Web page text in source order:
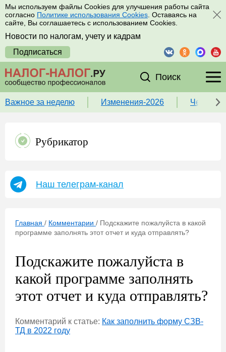
Мы используем файлы Cookies для улучшения работы сайта
согласно Политике использования Cookies . Оставаясь на
сайте, Вы соглашаетесь с использованием Cookies.
Новости по налогам, учету и кадрам
Подписаться
Поиск
Важное за неделю Изменения-2026 Чек-
Рубрикатор
Наш телеграм-канал
Главная / Комментарии / Подскажите пожалуйста в какой
программе заполнять этот отчет и куда отправлять?
Подскажите пожалуйста в
какой программе заполнять
этот отчет и куда отправлять?
Комментарий к статье: Как заполнить форму СЗВ-
ТД в 2022 году